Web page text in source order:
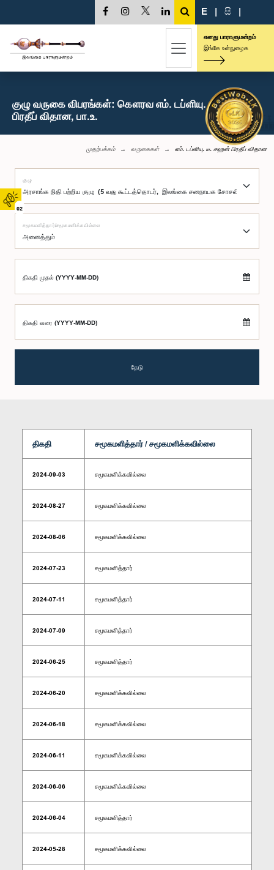
02
E | සි |
எனது பாராளுமன்றம்
இங்கே உள்நுழைக
குழு வருகை விபரங்கள்: கௌரவ எம். டப்ளியு. டீ. சஹன்
பிரதீப் விதான, பா.உ.
முதற்பக்கம் வருகைகள் எம். டப்ளியு. டீ. சஹன் பிரதீப் விதான
குழு
சமூகமளித்தார்/சமூகமளிக்கவில்லை
திகதி முதல் (YYYY-MM-DD)
திகதி வரை (YYYY-MM-DD)
தேடு
திகதி சமூகமளித்தார் / சமூகமளிக்கவில்லை
2024-09-03 சமூகமளிக்கவில்லை
2024-08-27 சமூகமளிக்கவில்லை
2024-08-06 சமூகமளிக்கவில்லை
2024-07-23 சமூகமளித்தார்
2024-07-11 சமூகமளித்தார்
2024-07-09 சமூகமளித்தார்
2024-06-25 சமூகமளித்தார்
2024-06-20 சமூகமளிக்கவில்லை
2024-06-18 சமூகமளிக்கவில்லை
2024-06-11 சமூகமளிக்கவில்லை
2024-06-06 சமூகமளிக்கவில்லை
2024-06-04 சமூகமளித்தார்
2024-05-28 சமூகமளிக்கவில்லை